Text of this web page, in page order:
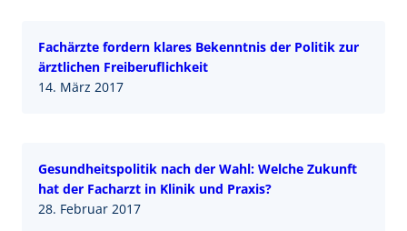
Fachärzte fordern klares Bekenntnis der Politik zur
ärztlichen Freiberuflichkeit
14. März 2017
Gesundheitspolitik nach der Wahl: Welche Zukunft
hat der Facharzt in Klinik und Praxis?
28. Februar 2017